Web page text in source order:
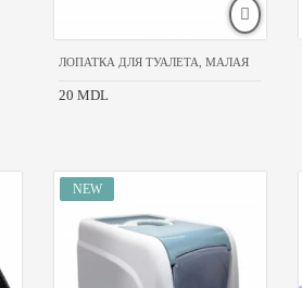
ЛОПАТКА ДЛЯ ТУАЛЕТА, МАЛАЯ
20 MDL